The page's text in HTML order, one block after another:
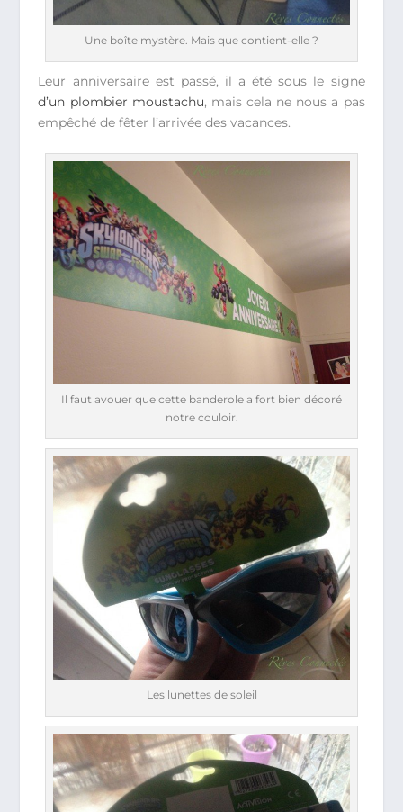
Une boîte mystère. Mais que contient-elle ?
Leur anniversaire est passé, il a été sous le signe
d’un plombier moustachu, mais cela ne nous a pas
empêché de fêter l’arrivée des vacances.
Il faut avouer que cette banderole a fort bien décoré
notre couloir.
Les lunettes de soleil